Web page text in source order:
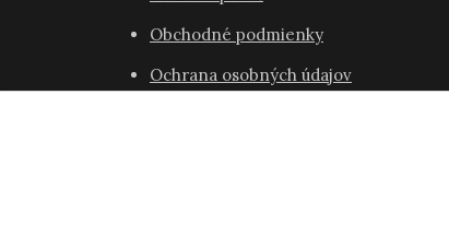
Obchodné podmienky
Ochrana osobných údajov